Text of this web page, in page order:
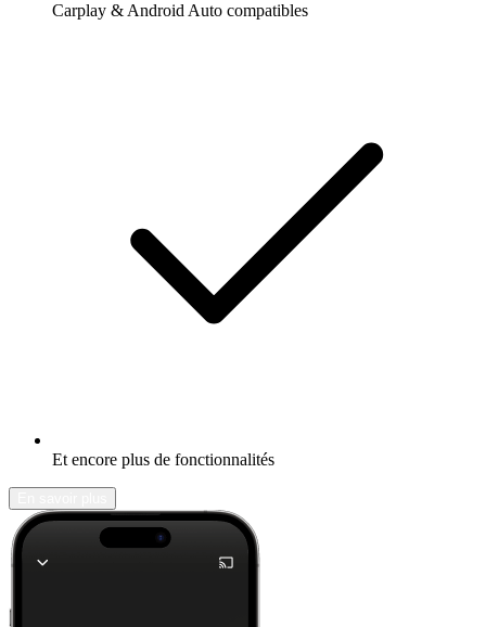
Carplay & Android Auto compatibles
Et encore plus de fonctionnalités